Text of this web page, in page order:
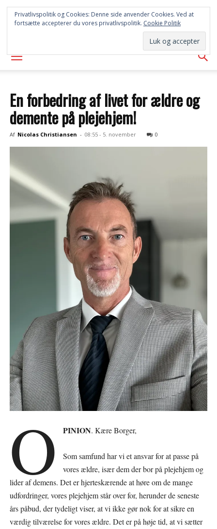
SYD
AVISEN
En forbedring af livet for ældre og
demente på plejehjem!
Af Nicolas Christiansen - 08:55 - 5. november 0
O PINION. Kære Borger,
Som samfund har vi et ansvar for at passe på
vores ældre, især dem der bor på plejehjem og
lider af demens. Det er hjerteskærende at høre om de mange
udfordringer, vores plejehjem står over for, herunder de seneste
års påbud, der tydeligt viser, at vi ikke gør nok for at sikre en
værdig tilværelse for vores ældre. Det er på høje tid, at vi sætter
Privatlivspolitik og Cookies: Denne side anvender Cookies. Ved at
fortsætte accepterer du vores privatlivspolitik. Cookie Politik